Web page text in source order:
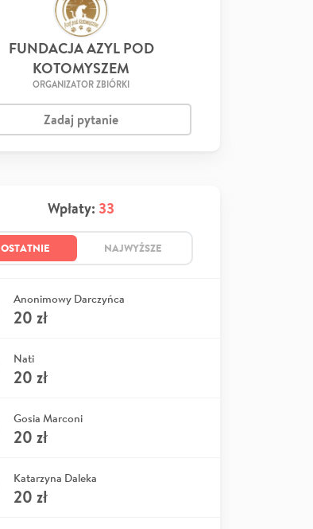
FUNDACJA AZYL POD
KOTOMYSZEM
ORGANIZATOR ZBIÓRKI
Zadaj pytanie
Wpłaty: 33
OSTATNIE NAJWYŻSZE
Anonimowy Darczyńca
20 zł
Nati
20 zł
Gosia Marconi
20 zł
Katarzyna Daleka
20 zł